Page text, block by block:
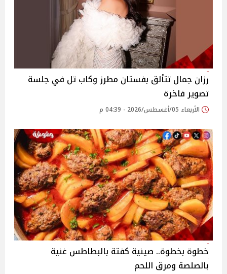
رزان جمال تتألق بفستان مطرز وكاب تل في جلسة
تصوير فاخرة
الأربعاء 05/أغسطس/2026 - 04:39 م
خطوة بخطوة.. صينية كفتة بالبطاطس غنية
بالصلصة ومرق اللحم